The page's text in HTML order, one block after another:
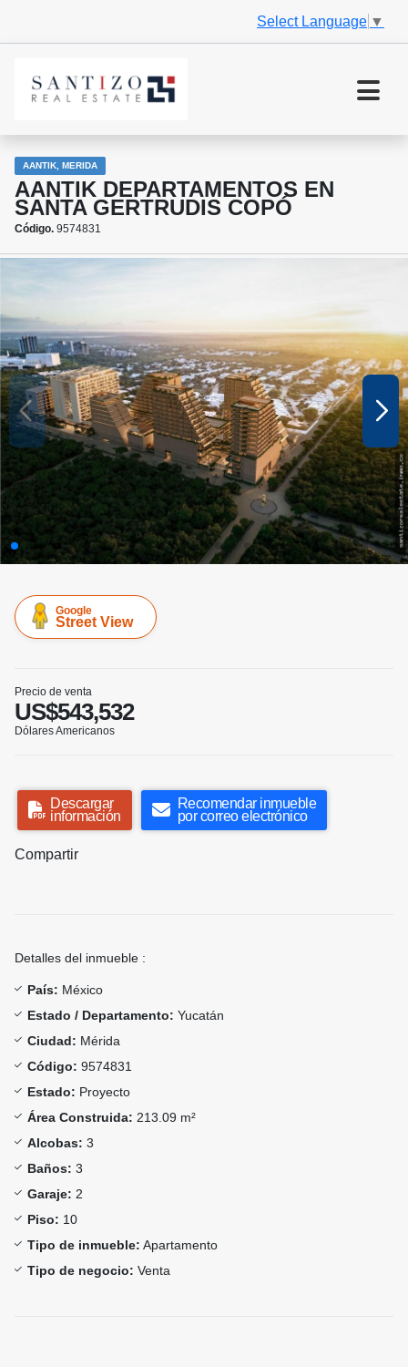
Select Language ▼
AANTIK, MERIDA
AANTIK DEPARTAMENTOS EN
SANTA GERTRUDIS COPÓ
Código. 9574831
Google
Street View
Precio de venta
US$543,532
Dólares Americanos
Descargar
información
Recomendar inmueble
por correo electrónico
Compartir
Detalles del inmueble :
País: México
Estado / Departamento: Yucatán
Ciudad: Mérida
Código: 9574831
Estado: Proyecto
Área Construida: 213.09 m²
Alcobas: 3
Baños: 3
Garaje: 2
Piso: 10
Tipo de inmueble: Apartamento
Tipo de negocio: Venta